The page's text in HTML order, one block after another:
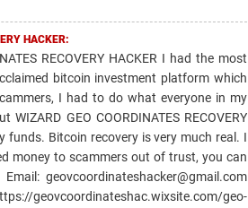
HACKER:
RECOVERY HACKER I had the most
bitcoin investment platform which
I had to do what everyone in my
GEO COORDINATES RECOVERY
funds. Bitcoin recovery is very much real. I
money to scammers out of trust, you can
geovcoordinateshacker@gmail.com
geovcoordinateshac.wixsite.com/geo-